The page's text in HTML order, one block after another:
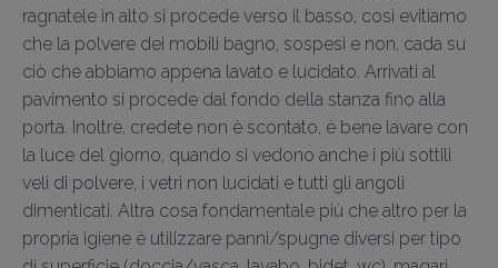
ragnatele in alto si procede verso il basso, così evitiamo
che la polvere dei mobili bagno, sospesi e non, cada su
ciò che abbiamo appena lavato e lucidato. Arrivati al
pavimento si procede dal fondo della stanza fino alla
porta. Inoltre, credete non è scontato, è bene lavare con
la luce del giorno, quando si vedono anche i più sottili
veli di polvere, i vetri non lucidati e tutti gli angoli
dimenticati. Altra cosa fondamentale più che altro per la
propria igiene è utilizzare panni/spugne diversi per tipo